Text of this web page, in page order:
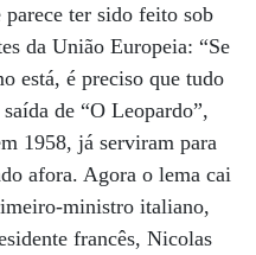
ter sido feito sob
da União Europeia: “Se
está, é preciso que tudo
de “O Leopardo”,
1958, já serviram para
afora. Agora o lema cai
ministro italiano,
francês, Nicolas